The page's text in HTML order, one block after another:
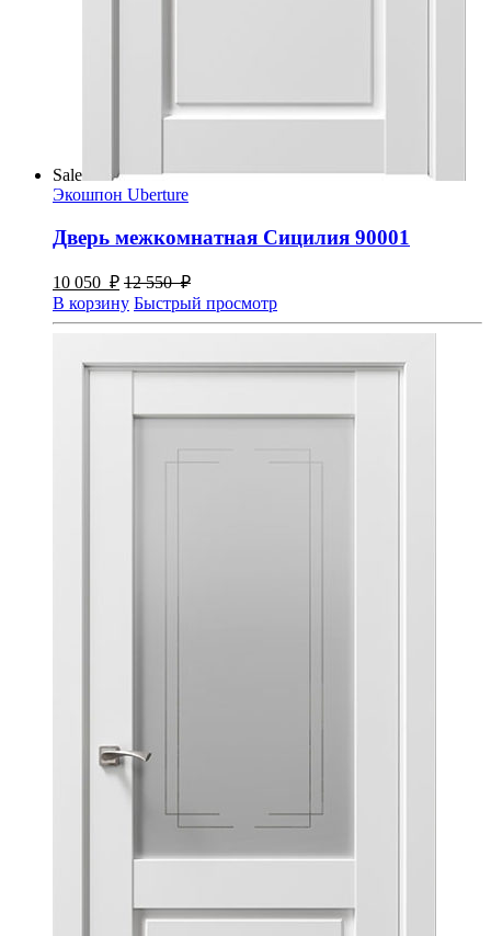
Sale
Экошпон Uberture
Дверь межкомнатная Сицилия 90001
10 050 ₽ 12 550 ₽
В корзину Быстрый просмотр